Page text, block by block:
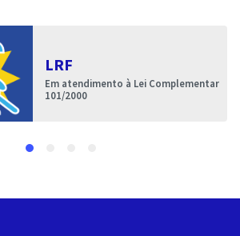
LRF
Em atendimento à Lei Complementar
101/2000